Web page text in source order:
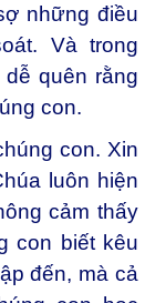
những điều
Và trong
quên rằng
con.
con. Xin
luôn hiện
cảm thấy
con biết kêu
đến, mà cả